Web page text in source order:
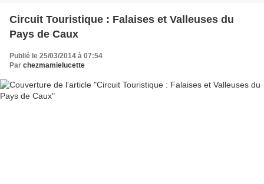
Circuit Touristique : Falaises et Valleuses du
Pays de Caux
Publié le 25/03/2014 à 07:54
Par chezmamielucette